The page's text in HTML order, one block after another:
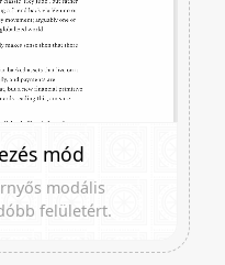
mód
modális
felületért.